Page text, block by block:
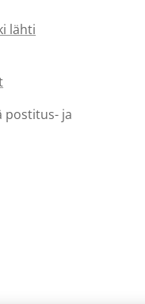
lähti
postitus- ja